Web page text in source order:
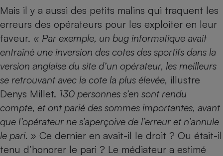
Mais il y a aussi des petits malins qui traquent les
erreurs des opérateurs pour les exploiter en leur
faveur. « Par exemple, un bug informatique avait
entraîné une inversion des cotes des sportifs dans la
version anglaise du site d’un opérateur, les meilleurs
se retrouvant avec la cote la plus élevée, illustre
Denys Millet. 130 personnes s’en sont rendu
compte, et ont parié des sommes importantes, avant
que l’opérateur ne s’aperçoive de l’erreur et n’annule
le pari. » Ce dernier en avait-il le droit ? Ou était-il
tenu d’honorer le pari ? Le médiateur a estimé